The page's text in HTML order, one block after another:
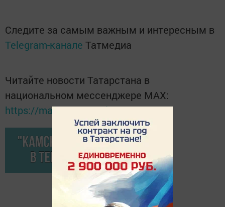
Следите за самым важным и интересным в
Telegram-канале Татмедиа
Читайте новости Татарстана в
национальном мессенджере MАХ:
https://max.ru/tatmedia